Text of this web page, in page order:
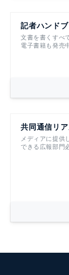
記者ハンド
文書を書くすべ
電子書籍も発売
共同通信リ
メディアに提供
できる広報部門